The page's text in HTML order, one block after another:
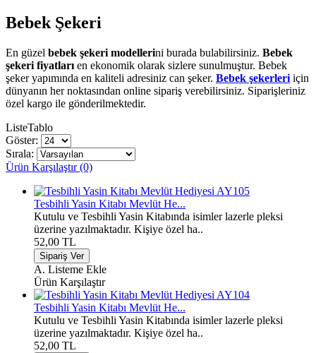
Bebek Şekeri
En güzel bebek şekeri modellerini burada bulabilirsiniz. Bebek
şekeri fiyatları en ekonomik olarak sizlere sunulmuştur. Bebek
şeker yapımında en kaliteli adresiniz can şeker. Bebek şekerleri için
dünyanın her noktasından online sipariş verebilirsiniz. Siparişleriniz
özel kargo ile gönderilmektedir.
ListeTablo
Göster:
Sırala:
Ürün Karşılaştır (0)
Tesbihli Yasin Kitabı Mevlüt He...
Kutulu ve Tesbihli Yasin Kitabında isimler lazerle pleksi
üzerine yazılmaktadır. Kişiye özel ha..
52,00 TL
A. Listeme Ekle
Ürün Karşılaştır
Tesbihli Yasin Kitabı Mevlüt He...
Kutulu ve Tesbihli Yasin Kitabında isimler lazerle pleksi
üzerine yazılmaktadır. Kişiye özel ha..
52,00 TL